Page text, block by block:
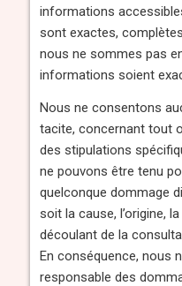
informations
sont exactes,
nous ne sommes pas
informations soient
Nous ne consentons
tacite, concernant tout
des stipulations
ne pouvons être tenu
quelconque dommage
soit la cause, l’origine,
découlant de la
En conséquence, nous
responsable des